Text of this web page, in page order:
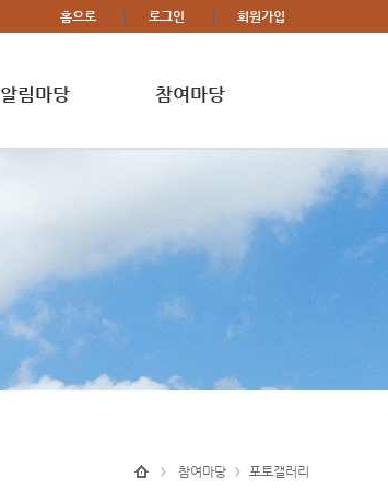
홈으로 로그인 회원가입
알림마당 참여마당
> 참여마당 > 포토갤러리